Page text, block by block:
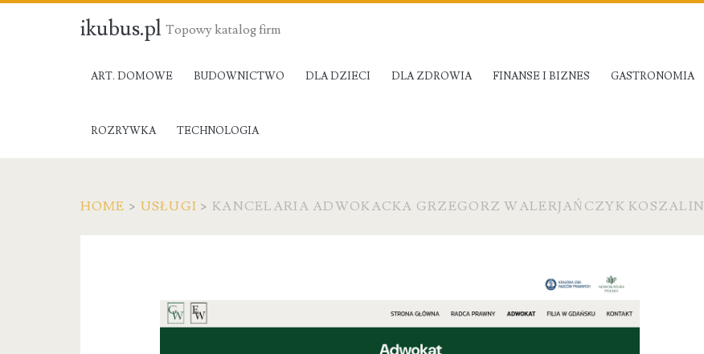
ikubus.pl Topowy katalog firm
ART. DOMOWE BUDOWNICTWO DLA DZIECI DLA ZDROWIA FINANSE I BIZNES GASTRONOMIA
ROZRYWKA TECHNOLOGIA
HOME > USŁUGI > KANCELARIA ADWOKACKA GRZEGORZ WALERJAŃCZYK KOSZALIN